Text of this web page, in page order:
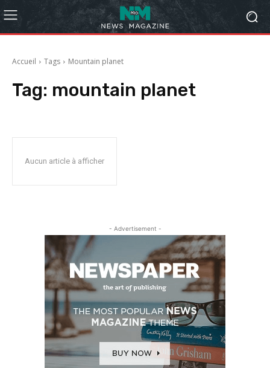
Accueil Tags Mountain planet
Tag: mountain planet
Aucun article à afficher
- Advertisement -